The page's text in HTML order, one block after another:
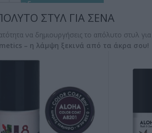
ΣΤΥΛ ΓΙΑ ΣΕΝΑ
να δημιουργήσεις το απόλυτο στυλ
– η λάμψη ξεκινά από τα άκρα σου!